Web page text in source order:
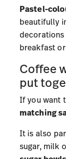
Pastel-
beautifully
breakfast
Coffee
put
If you want
matching
It is also
sugar, milk